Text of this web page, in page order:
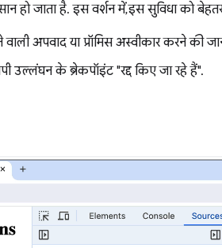
हो जाता है. इस वर्शन में, इस सुविधा को
अपवाद या प्रॉमिस अस्वीकार करने की
उल्लंघन के ब्रेकपॉइंट "रद्द किए जा रहे हैं".